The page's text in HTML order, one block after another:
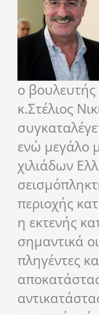
ο
κ.Στέλιος
ενώ μεγάλο
χιλιάδων
περιοχής
η εκτενής
σημαντικά
πληγέντες